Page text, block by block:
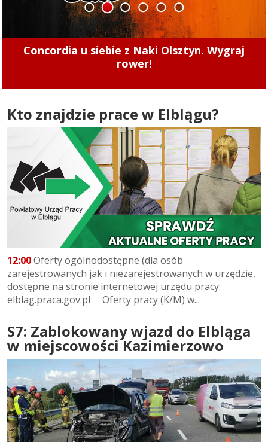
Jeśli Energa nie dotrzyma terminu, EPEC może
naliczyć karę 160 tys. zł dziennie. Czy do tego
1 2 3 4 5 6
Kto znajdzie prace w Elblągu?
12:00Oferty ogólnodostępne (dla osób
zarejestrowanych jak i niezarejestrowanych w urzędzie,
dostępne na stronie internetowej urzędu pracy:
elblag.praca.gov.pl Oferty pracy (K/M) w...
S7: Zablokowany wjazd do Elbląga
w miejscowości Kazimierzowo